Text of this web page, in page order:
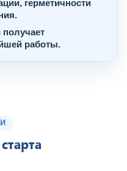
герметичности
работы.